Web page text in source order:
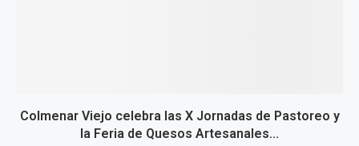
Colmenar Viejo celebra las X Jornadas de Pastoreo y
la Feria de Quesos Artesanales...